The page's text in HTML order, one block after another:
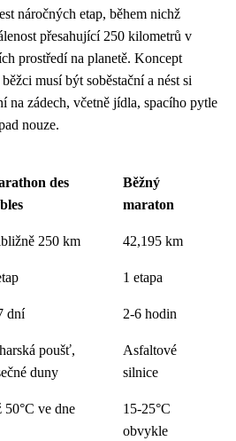
náročných etap, během nichž
přesahující 250 kilometrů v
prostředí na planetě. Koncept
musí být soběstační a nést si
na zádech, včetně jídla, spacího pytle
nouze.
des
Běžný
maraton
250 km 42,195 km
1 etapa
dní 2-6 hodin
poušť,
duny
Asfaltové
silnice
50°C ve dne
15-25°C
obvykle